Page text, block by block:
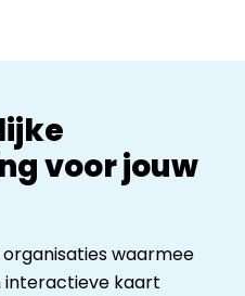
voor jouw
waarmee
interactieve kaart